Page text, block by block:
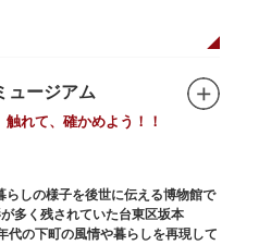
れ変わりました。山谷堀公園に
います。
ュージアム
触れて、確かめよう！！
しの様子を後世に伝える博物館で
多く残されていた台東区坂本
代の下町の風情や暮らしを再現して